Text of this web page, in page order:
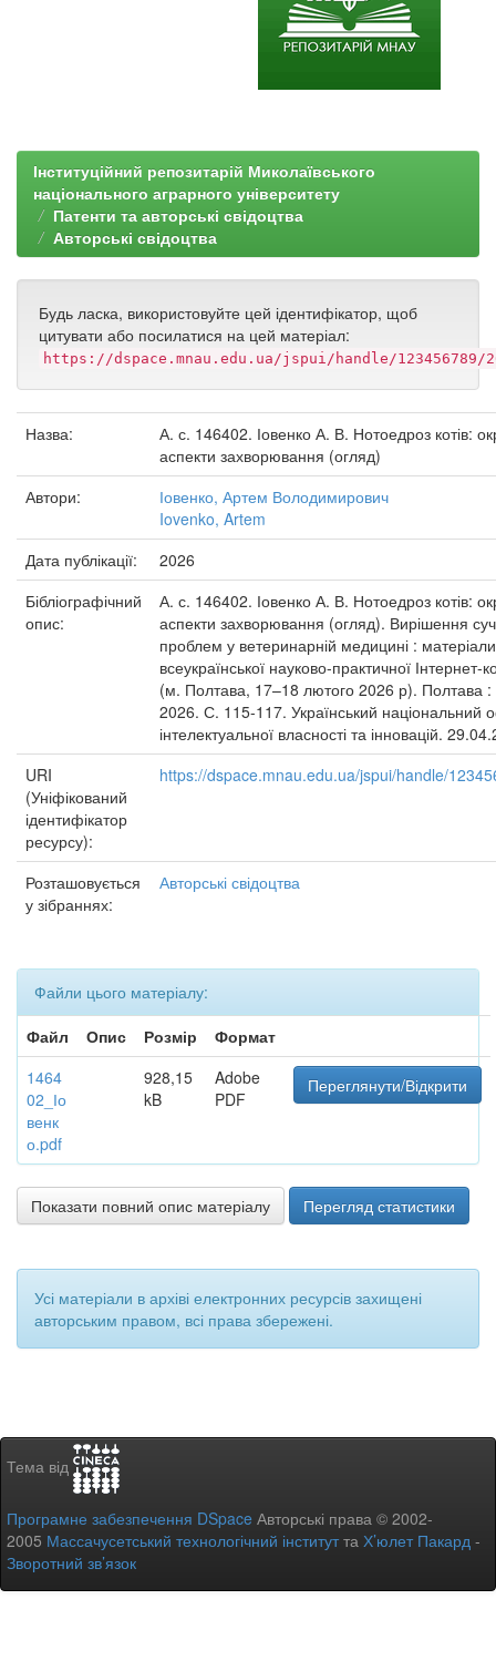
Інституційний репозитарій Миколаївського
національного аграрного університету
Патенти та авторські свідоцтва
Авторські свідоцтва
Будь ласка, використовуйте цей ідентифікатор, щоб
цитувати або посилатися на цей матеріал:
https://dspace.mnau.edu.ua/jspui/handle/123456789/
Назва:
А. с. 146402. Іовенко А. В. Нотоедроз котів:
аспекти захворювання (огляд)
Автори:
Іовенко, Артем Володимирович
Iovenko, Artem
Дата публікації:
2026
Бібліографічний
опис:
А. с. 146402. Іовенко А. В. Нотоедроз котів:
аспекти захворювання (огляд). Вирішення
проблем у ветеринарній медицині :
всеукраїнської науково-практичної Інтернет-
(м. Полтава, 17–18 лютого 2026 р). Полтава
2026. С. 115-117. Український національний
інтелектуальної власності та інновацій.
URI
(Уніфікований
ідентифікатор
ресурсу):
https://dspace.mnau.edu.ua/jspui/handle/
Розташовується
у зібраннях:
Авторські свідоцтва
Файли цього матеріалу:
Файл
Опис Розмір
Формат
1464
02_Іо
венк
о.pdf
928,15
kB
Adobe
PDF
Переглянути/Відкрити
Показати повний опис матеріалу Перегляд статистики
Усі матеріали в архіві електронних ресурсів захищені
авторським правом, всі права збережені.
Тема від
Програмне забезпечення DSpace Авторські права © 2002-
2005 Массачусетський технологічний інститутта Х’юлет Пакард -
Зворотний зв’язок